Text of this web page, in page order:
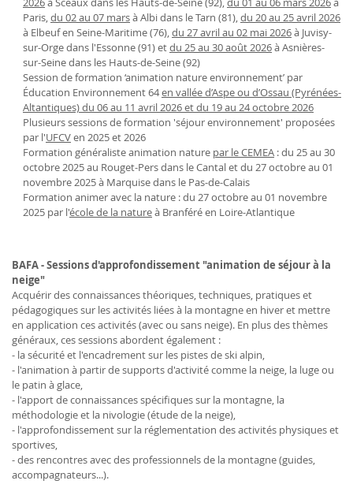
Paris,du 02 au 07 marsà Albi dans le Tarn (81),du 20 au 25 avril 2026
à Elbeuf en Seine-Maritime (76),du 27 avril au 02 mai 2026à Juvisy-
sur-Orge dans l'Essonne (91) etdu 25 au 30 août 2026à Asnières-
sur-Seine dans les Hauts-de-Seine (92)
Session de formation ‘animation nature environnement’ par
Éducation Environnement 64en vallée d’Aspe ou d’Ossau (Pyrénées-
Altantiques) du 06 au 11 avril 2026 et du 19 au 24 octobre 2026
Plusieurs sessions de formation 'séjour environnement' proposées
par l'UFCVen 2025 et 2026
Formation généraliste animation nature par le CEMEA : du 25 au 30
octobre 2025 au Rouget-Pers dans le Cantal et du 27 octobre au 01
novembre 2025 à Marquise dans le Pas-de-Calais
Formation animer avec la nature : du 27 octobre au 01 novembre
2025 par l'école de la natureà Branféré en Loire-Atlantique
BAFA - Sessions d'approfondissement "animation de séjour à la
neige"
Acquérir des connaissances théoriques, techniques, pratiques et
pédagogiques sur les activités liées à la montagne en hiver et mettre
en application ces activités (avec ou sans neige). En plus des thèmes
généraux, ces sessions abordent également :
- la sécurité et l'encadrement sur les pistes de ski alpin,
- l'animation à partir de supports d'activité comme la neige, la luge ou
le patin à glace,
- l'apport de connaissances spécifiques sur la montagne, la
méthodologie et la nivologie (étude de la neige),
- l'approfondissement sur la réglementation des activités physiques et
sportives,
- des rencontres avec des professionnels de la montagne (guides,
accompagnateurs...).